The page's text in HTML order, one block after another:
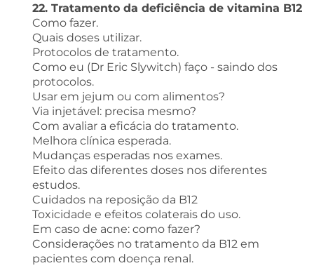
22. Tratamento da deficiência de vitamina B12
Como fazer.
Quais doses utilizar.
Protocolos de tratamento.
Como eu (Dr Eric Slywitch) faço - saindo dos
protocolos.
Usar em jejum ou com alimentos?
Via injetável: precisa mesmo?
Com avaliar a eficácia do tratamento.
Melhora clínica esperada.
Mudanças esperadas nos exames.
Efeito das diferentes doses nos diferentes
estudos.
Cuidados na reposição da B12
Toxicidade e efeitos colaterais do uso.
Em caso de acne: como fazer?
Considerações no tratamento da B12 em
pacientes com doença renal.